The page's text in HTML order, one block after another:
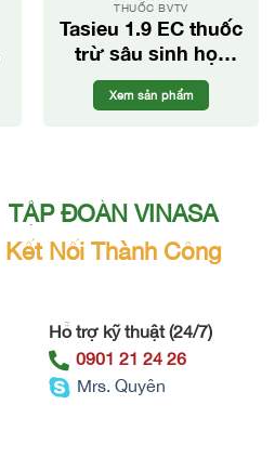
THUỐC BVTV
Tasieu 1.9 EC thuốc
trừ sâu sinh học
hiệu quả trên nhiều
loại cây trồng
Xem sản phẩm
TẬP ĐOÀN VINASA
Kết Nối Thành Công
Hỗ trợ kỹ thuật (24/7)
0901 21 24 26
Mrs. Quyên